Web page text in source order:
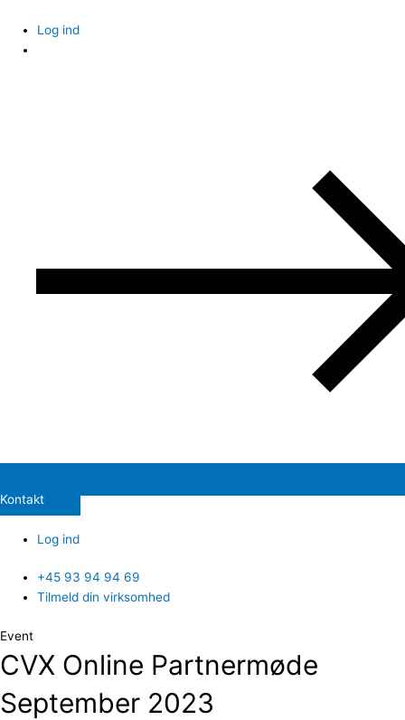
content
Log ind
Kontakt
Log ind
+45 93 94 94 69
Tilmeld din virksomhed
Event
CVX Online Partnermøde
September 2023